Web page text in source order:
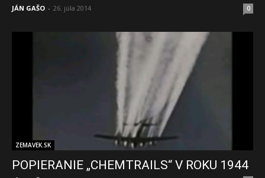
JÁN GAŠO - 26. júla 2014 0
ZEMAVEK.SK
POPIERANIE „CHEMTRAILS“ V ROKU 1944